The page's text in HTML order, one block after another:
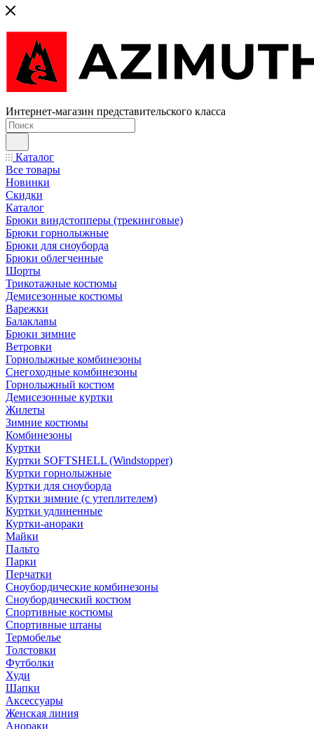
Интернет-магазин представительского класса
Каталог
Все товары
Новинки
Скидки
Каталог
Брюки виндстопперы (трекинговые)
Брюки горнолыжные
Брюки для сноуборда
Брюки облегченные
Шорты
Трикотажные костюмы
Демисезонные костюмы
Варежки
Балаклавы
Брюки зимние
Ветровки
Горнолыжные комбинезоны
Снегоходные комбинезоны
Горнолыжный костюм
Демисезонные куртки
Жилеты
Зимние костюмы
Комбинезоны
Куртки
Куртки SOFTSHELL (Windstopper)
Куртки горнолыжные
Куртки для сноуборда
Куртки зимние (с утеплителем)
Куртки удлиненные
Куртки-анораки
Майки
Пальто
Парки
Перчатки
Сноубордические комбинезоны
Сноубордический костюм
Спортивные костюмы
Спортивные штаны
Термобелье
Толстовки
Футболки
Худи
Шапки
Аксессуары
Женская линия
Анораки